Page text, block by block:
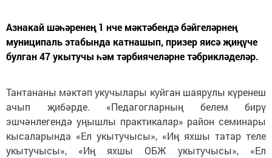
Азнакай шәһәренең 1 нче мәктәбендә бәйгеләрнең
муниципаль этабында катнашып, призер яисә җиңүче
булган 47 укытучы һәм тәрбиячеләрне тәбрикләделәр.
Тантананы мәктәп укучылары куйган шаярулы күренеш
ачып җибәрде. «Педагогларның белем бирү
эшчәнлегендә уңышлы практикалар» район семинары
кысаларында «Ел укытучысы», «Иң яхшы татар теле
укытучысы», «Иң яхшы ОБЖ укытучысы», «Ел